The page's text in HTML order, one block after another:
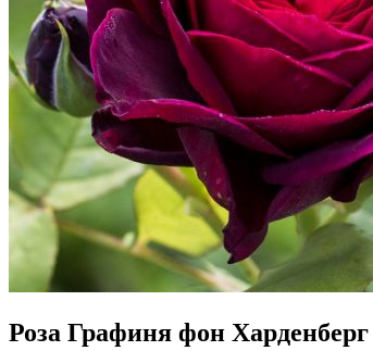
Роза Графиня фон